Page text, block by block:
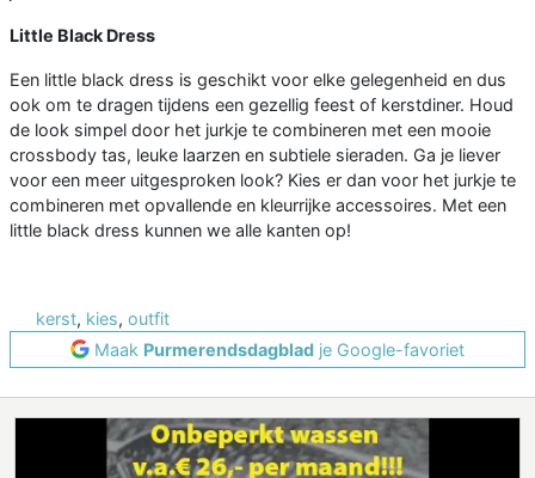
Little Black Dress
Een little black dress is geschikt voor elke gelegenheid en dus
ook om te dragen tijdens een gezellig feest of kerstdiner. Houd
de look simpel door het jurkje te combineren met een mooie
crossbody tas, leuke laarzen en subtiele sieraden. Ga je liever
voor een meer uitgesproken look? Kies er dan voor het jurkje te
combineren met opvallende en kleurrijke accessoires. Met een
little black dress kunnen we alle kanten op!
kerst, kies, outfit
Maak Purmerendsdagblad je Google-favoriet